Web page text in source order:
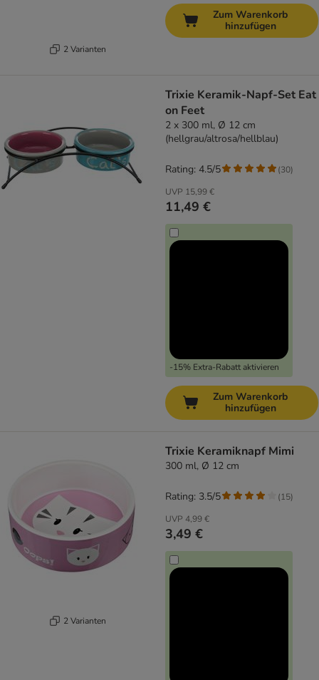
2 Varianten
Zum Warenkorb
hinzufügen
Trixie Keramik-Napf-Set Eat
on Feet
2 x 300 ml, Ø 12 cm
(hellgrau/altrosa/hellblau)
UVP 15,99 €
11,49 €
-15% Extra-Rabatt aktivieren
Rating: 4.5/5 (30)
Zum Warenkorb
hinzufügen
2 Varianten
Trixie Keramiknapf Mimi
300 ml, Ø 12 cm
UVP 4,99 €
3,49 €
Rating: 3.5/5 (15)